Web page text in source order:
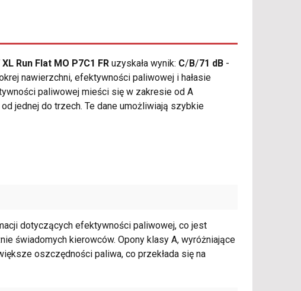
Run Flat MO P7C1 FR uzyskała wynik: C/ B/71 dB -
nawierzchni, efektywności paliwowej i hałasie
paliwowej mieści się w zakresie od A
jednej do trzech. Te dane umożliwiają szybkie
dotyczących efektywności paliwowej, co jest
świadomych kierowców. Opony klasy A, wyróżniające
oszczędności paliwa, co przekłada się na